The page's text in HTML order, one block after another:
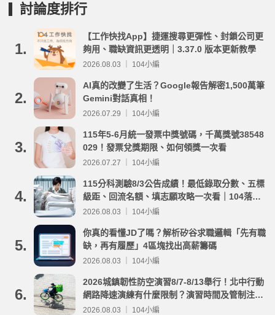
討論度排行
1.
【工作快找App】捷運搜尋更彈性、封鎖公司更
夠用、職缺資訊更透明｜3.37.0 版本更新教學
2026.08.03 ｜ 104小編
2.
AI真的改變了生活？Google報告解密1,500萬筆
Gemini對話真相！
2026.07.29 ｜ 104小編
3.
115年5-6月統一發票中獎號碼，千萬獎號38548
029！發票兌獎期限、如何領獎一次看
2026.07.27 ｜ 104小編
4.
115分科測驗8/3公告成績！最低錄取分數、五標
級距、回流名額、填志願攻略一次看｜104落點
分析
2026.08.03 ｜ 104小編
5.
你真的看懂JD了嗎？解析矽谷求職邏輯「先有職
缺，再有履歷」4區塊找出高薪籌碼
2026.08.03 ｜ 104小編
6.
2026城鎮韌性防空演習8/7-8/13舉行！北中行動
網路降速演練有什麼限制？演習時間及管制注意
事項整理
2026.08.03 ｜ 104小編